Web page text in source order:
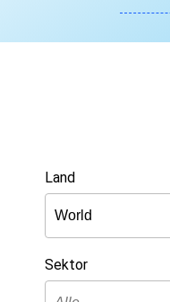
Land
Sektor